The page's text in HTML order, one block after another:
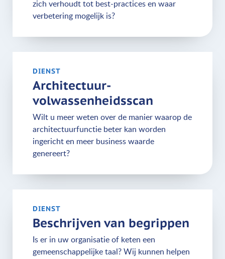
zich verhoudt tot best-practices en waar
verbetering mogelijk is?
DIENST
Architectuur­
volwassenheids­scan
Wilt u meer weten over de manier waarop de
architectuurfunctie beter kan worden
ingericht en meer business waarde
genereert?
DIENST
Beschrijven van begrippen
Is er in uw organisatie of keten een
gemeenschappelijke taal? Wij kunnen helpen